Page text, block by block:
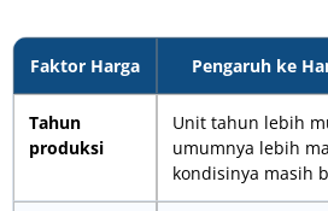
Faktor Harga Pengaruh ke
Tahun
produksi
Unit tahun lebih
umumnya lebih
kondisinya masih